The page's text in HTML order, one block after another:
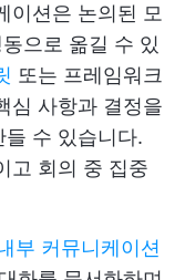
이션은 논의된 모
으로 옮길 수 있
또는 프레임워크
심 사항과 결정을
수 있습니다.
고 회의 중 집중
부 커뮤니케이션